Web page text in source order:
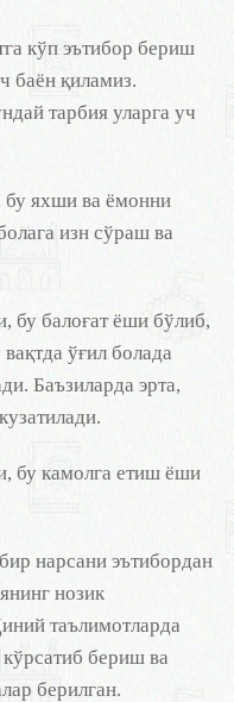
кўп эътибор бериш
баён қиламиз.
тарбия уларга уч
бу яхши ва ёмонни
изн сўраш ва
бу балоғат ёши бўлиб,
ўғил болада
Баъзиларда эрта,
бу камолга етиш ёши
нарсани эътибордан
нозик
таълимотларда
бериш ва
берилган.